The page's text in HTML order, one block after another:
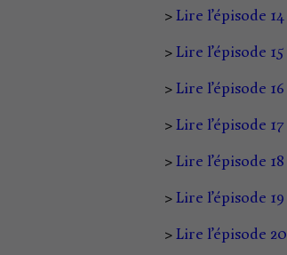
> Lire l’épisode 14
> Lire l’épisode 15
> Lire l’épisode 16
> Lire l’épisode 17
> Lire l’épisode 18
> Lire l’épisode 19
> Lire l’épisode 20